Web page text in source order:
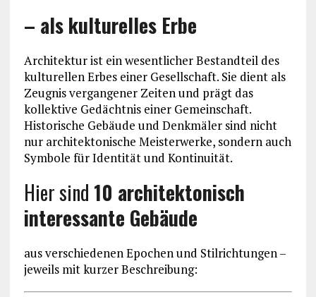
– als kulturelles Erbe
Architektur ist ein wesentlicher Bestandteil des
kulturellen Erbes einer Gesellschaft. Sie dient als
Zeugnis vergangener Zeiten und prägt das
kollektive Gedächtnis einer Gemeinschaft.
Historische Gebäude und Denkmäler sind nicht
nur architektonische Meisterwerke, sondern auch
Symbole für Identität und Kontinuität.
Hier sind 10 architektonisch
interessante Gebäude
aus verschiedenen Epochen und Stilrichtungen –
jeweils mit kurzer Beschreibung: